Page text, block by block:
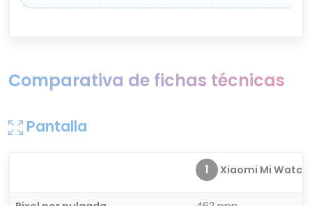
Comparativa de fichas técnicas
Pantalla
1 Xiaomi Mi Watch